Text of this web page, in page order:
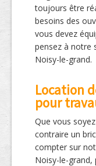
toujours être
besoins des
vous devez
pensez à notre
Noisy-le-grand.
Location
pour
Que vous
contraire un
compter sur
Noisy-le-